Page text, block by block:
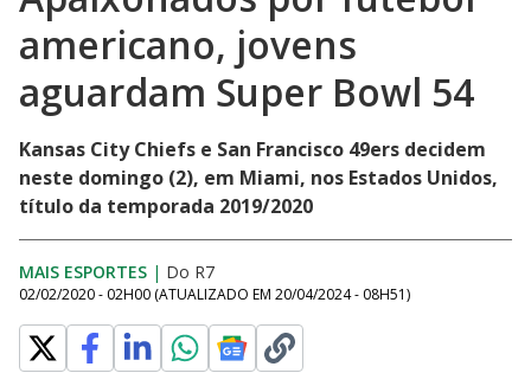
americano, jovens
aguardam Super Bowl 54
Kansas City Chiefs e San Francisco 49ers decidem
neste domingo (2), em Miami, nos Estados Unidos,
título da temporada 2019/2020
MAIS ESPORTES | Do R7
02/02/2020 - 02H00 (ATUALIZADO EM 20/04/2024 - 08H51)